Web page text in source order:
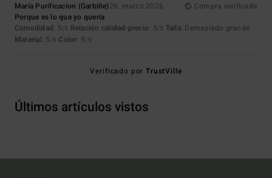
María Purificacion (Garbiñe)26. marzo 2026
Compra verificada
Porque es lo que yo quería
Comodidad: 5/5 Relación calidad-precio: 5/5 Talla: Demasiado grande
Material: 5 /5 Color: 5/5
Verificado porTrustVille
Últimos artículos vistos